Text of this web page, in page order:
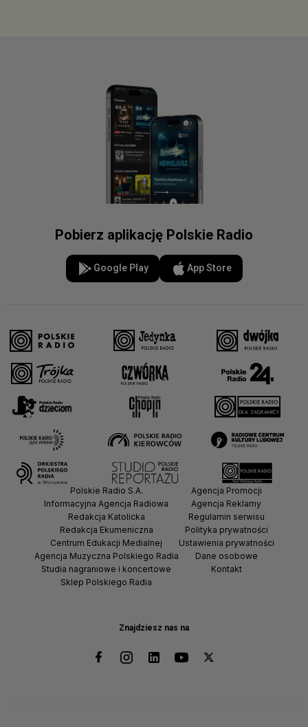
Pobierz aplikację Polskie Radio
Google Play App Store
Znajdziesz nas na
Polskie Radio S.A.
Informacyjna Agencja Radiowa
Redakcja Katolicka
Redakcja Ekumeniczna
Centrum Edukacji Medialnej
Agencja Muzyczna Polskiego Radia
Studia nagraniowe i koncertowe
Sklep Polskiego Radia
Agencja Promocji
Agencja Reklamy
Regulamin serwisu
Polityka prywatności
Ustawienia prywatności
Dane osobowe
Kontakt